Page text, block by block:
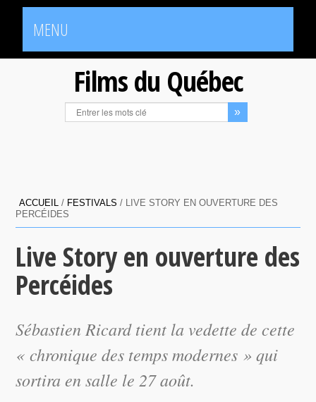
MENU
Films du Québec
ACCUEIL / FESTIVALS / LIVE STORY EN OUVERTURE DES
PERCÉIDES
Live Story en ouverture des
Percéides
Sébastien Ricard tient la vedette de cette
« chronique des temps modernes » qui
sortira en salle le 27 août.